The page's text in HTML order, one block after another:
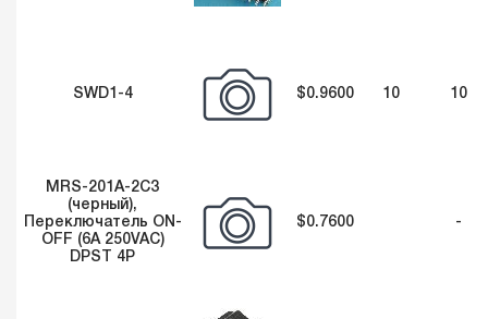
SWD1-4 $0.9600 10 10
MRS-201A-2C3
(черный),
Переключатель ON-
OFF (6A 250VAC)
DPST 4P
$0.7600 -